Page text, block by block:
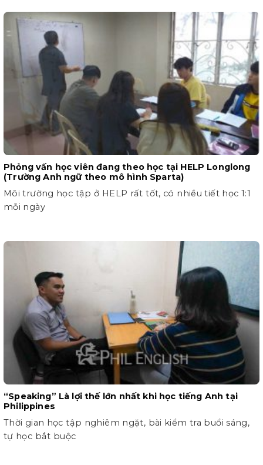
Phỏng vấn học viên đang theo học tại HELP Longlong
(Trường Anh ngữ theo mô hình Sparta)
Môi trường học tập ở HELP rất tốt, có nhiều tiết học 1:1
mỗi ngày
“Speaking” Là lợi thế lớn nhất khi học tiếng Anh tại
Philippines
Thời gian học tập nghiêm ngặt, bài kiểm tra buổi sáng,
tự học bắt buộc